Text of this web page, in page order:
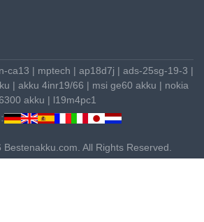
ca13 | mptech | ap18d7j | ads-25sg-19-3 |
| akku 4inr19/66 | msi ge60 akku | nokia
akku | l19m4pc1
All Rights Reserved.